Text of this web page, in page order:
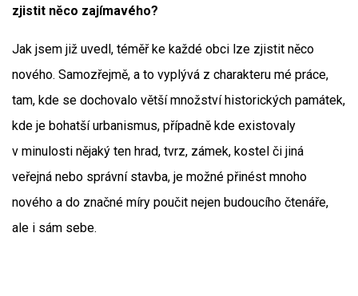
zjistit něco zajímavého?
Jak jsem již uvedl, téměř ke každé obci lze zjistit něco
nového. Samozřejmě, a to vyplývá z charakteru mé práce,
tam, kde se dochovalo větší množství historických památek,
kde je bohatší urbanismus, případně kde existovaly
v minulosti nějaký ten hrad, tvrz, zámek, kostel či jiná
veřejná nebo správní stavba, je možné přinést mnoho
nového a do značné míry poučit nejen budoucího čtenáře,
ale i sám sebe.